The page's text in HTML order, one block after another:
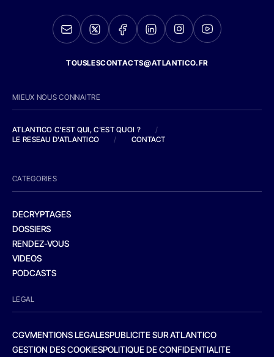
TOUSLESCONTACTS@ATLANTICO.FR
MIEUX NOUS CONNAITRE
ATLANTICO C'EST QUI, C'EST QUOI ?
/
LE RESEAU D'ATLANTICO
/ CONTACT
CATEGORIES
DECRYPTAGES
DOSSIERS
RENDEZ-VOUS
VIDEOS
PODCASTS
LEGAL
CGVMENTIONS LEGALESPUBLICITE SUR ATLANTICO
GESTION DES COOKIESPOLITIQUE DE CONFIDENTIALITE